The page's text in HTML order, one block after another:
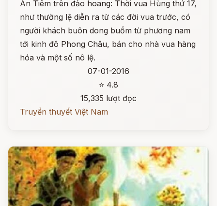
An Tiêm trên đảo hoang: Thời vua Hùng thứ 17,
như thường lệ diễn ra từ các đời vua trước, có
người khách buôn dong buồm từ phương nam
tới kinh đô Phong Châu, bán cho nhà vua hàng
hóa và một số nô lệ.
07-01-2016
⭐ 4.8
15,335 lượt đọc
Truyền thuyết Việt Nam